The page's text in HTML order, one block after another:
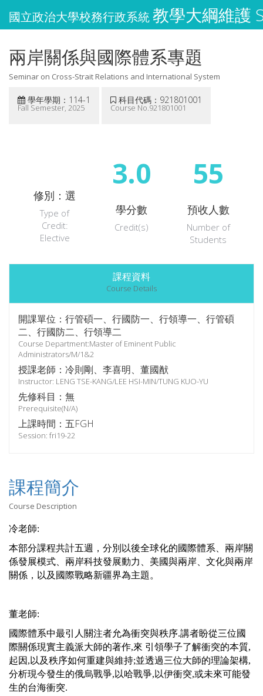
國立政治大學校務行政系統教學大綱維護
兩岸關係與國際體系專題
Seminar on Cross-Strait Relations and International System
學年學期：114-1
Fall Semester, 2025
科目代碼：921801001
Course No.921801001
修別：選
Type of
Credit:
Elective
3.0
學分數
Credit(s)
55
預收人數
Number of
Students
課程資料
Course Details
開課單位：行管碩一、行國防一、行領導一、行管碩
二、行國防二、行領導二
Course Department:Master of Eminent Public
Administrators/M/1&2
授課老師：冷則剛、李喜明、董國猷
Instructor: LENG TSE-KANG/LEE HSI-MIN/TUNG KUO-YU
先修科目：無
Prerequisite(N/A)
上課時間：五FGH
Session: fri19-22
課程簡介
Course Description
冷老師:
本部分課程共計五週，分別以後全球化的國際體系、兩岸關
係發展模式、兩岸科技發展動力、美國與兩岸、文化與兩岸
關係，以及國際戰略新疆界為主題。
董老師:
國際體系中最引人關注者允為衝突與秩序.講者盼從三位國
際關係現實主義派大師的著作,來 引領學子了解衝突的本質,
起因,以及秩序如何重建與維持;並透過三位大師的理論架構,
分析現今發生的俄烏戰爭,以哈戰爭,以伊衝突,或未來可能發
生的台海衝突.